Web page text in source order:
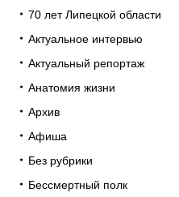
70 лет Липецкой области
Актуальное интервью
Актуальный репортаж
Анатомия жизни
Архив
Афиша
Без рубрики
Бессмертный полк